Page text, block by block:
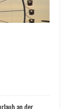
an der